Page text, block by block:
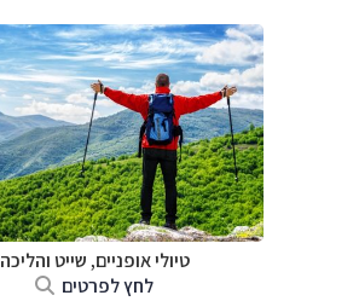
טיולי אופניים, שייט והליכה
לחץ לפרטים